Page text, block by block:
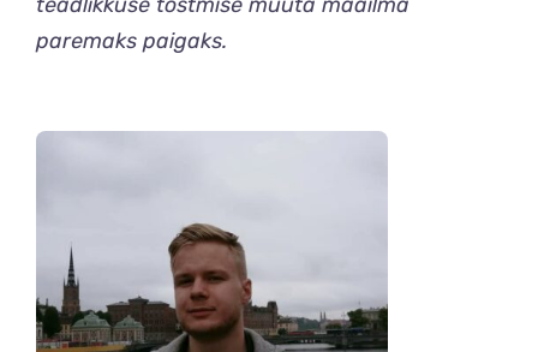
paremaks paigaks.